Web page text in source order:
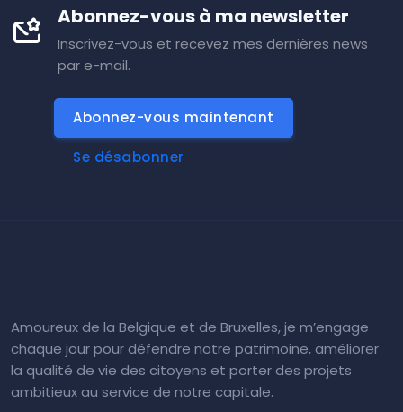
Abonnez-vous à ma newsletter
Inscrivez-vous et recevez mes dernières news
par e-mail.
Abonnez-vous maintenant
Se désabonner
Amoureux de la Belgique et de Bruxelles, je m’engage
chaque jour pour défendre notre patrimoine, améliorer
la qualité de vie des citoyens et porter des projets
ambitieux au service de notre capitale.